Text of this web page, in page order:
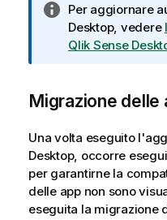
n
t
o
N
o
t
n
o
r
m
a
t
Per aggiornare
Desktop, vedere
Qlik Sense
Migrazione delle
Una volta eseguito
Desktop, occorre
per garantirne la
delle app non sono
eseguita la migrazione